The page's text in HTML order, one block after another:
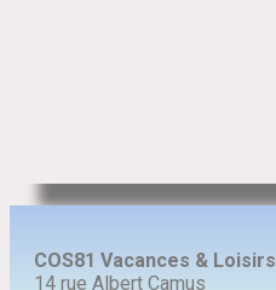
COS81 Vacances & Loisirs
14 rue Albert Camus